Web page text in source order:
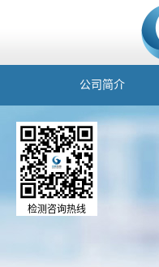
公司简介
检测咨询热线